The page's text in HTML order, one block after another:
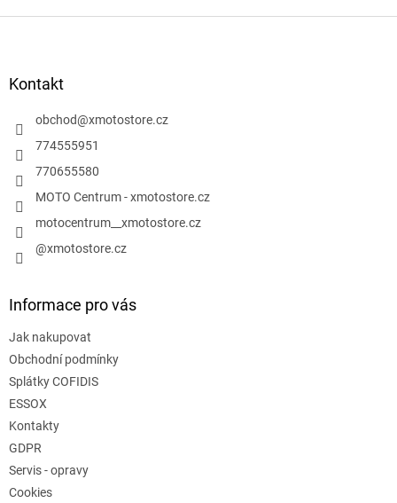
l
y
ý
Kontakt
obchod@xmotostore.cz
774555951
770655580
MOTO Centrum - xmotostore.cz
motocentrum__xmotostore.cz
@xmotostore.cz
Informace pro vás
Jak nakupovat
Obchodní podmínky
Splátky COFIDIS
ESSOX
Kontakty
GDPR
Servis - opravy
Cookies